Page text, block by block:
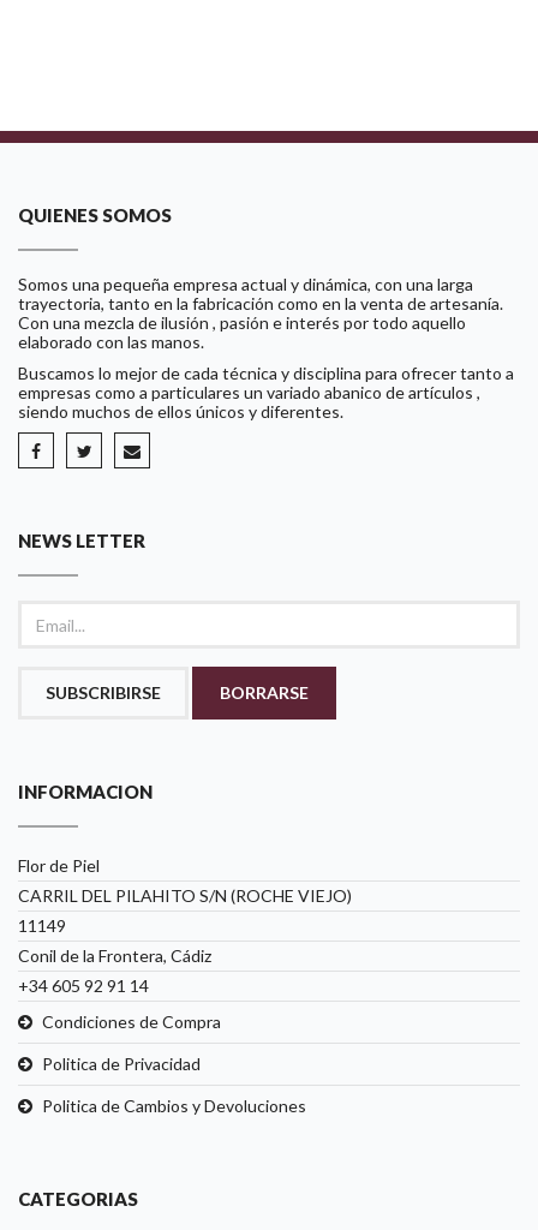
QUIENES SOMOS
Somos una pequeña empresa actual y dinámica, con una larga
trayectoria, tanto en la fabricación como en la venta de artesanía.
Con una mezcla de ilusión , pasión e interés por todo aquello
elaborado con las manos.
Buscamos lo mejor de cada técnica y disciplina para ofrecer tanto a
empresas como a particulares un variado abanico de artículos ,
siendo muchos de ellos únicos y diferentes.
NEWS LETTER
SUBSCRIBIRSE BORRARSE
INFORMACION
Flor de Piel
CARRIL DEL PILAHITO S/N (ROCHE VIEJO)
11149
Conil de la Frontera, Cádiz
+34 605 92 91 14
Condiciones de Compra
Politica de Privacidad
Politica de Cambios y Devoluciones
CATEGORIAS